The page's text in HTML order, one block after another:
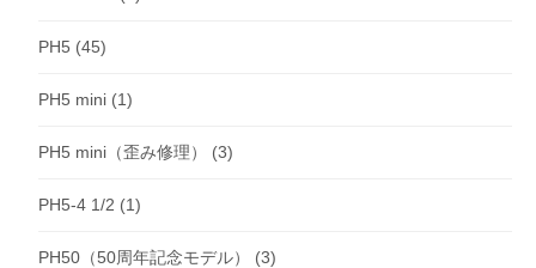
PH5 (45)
PH5 mini (1)
PH5 mini（歪み修理） (3)
PH5-4 1/2 (1)
PH50（50周年記念モデル） (3)